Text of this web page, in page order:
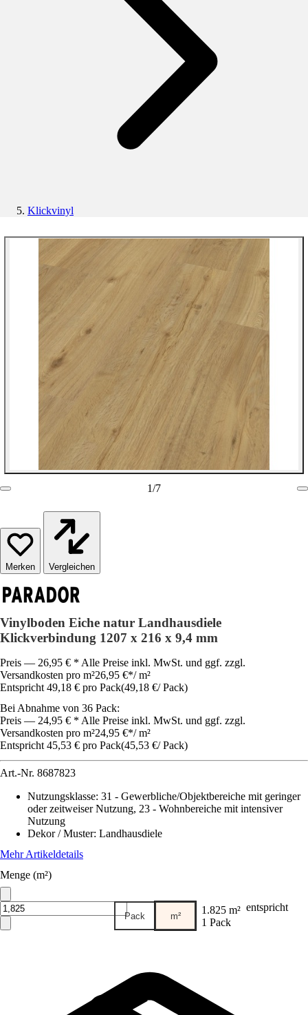
Klickvinyl
1/7
Vergleichen
Vinylboden Eiche natur Landhausdiele
Klickverbindung 1207 x 216 x 9,4 mm
Preis — 26,95 € * Alle Preise inkl. MwSt. und ggf. zzgl.
Versandkosten pro m²26,95 €*/ m²
Entspricht 49,18 € pro Pack(49,18 €/ Pack)
Bei Abnahme von 36 Pack:
Preis — 24,95 € * Alle Preise inkl. MwSt. und ggf. zzgl.
Versandkosten pro m²24,95 €*/ m²
Entspricht 45,53 € pro Pack(45,53 €/ Pack)
Art.-Nr. 8687823
Nutzungsklasse: 31 - Gewerbliche/Objektbereiche mit geringer
oder zeitweiser Nutzung, 23 - Wohnbereiche mit intensiver
Nutzung
Dekor / Muster: Landhausdiele
Mehr Artikeldetails
Menge (m²)
Pack m² 1.825 m² entspricht
1 Pack